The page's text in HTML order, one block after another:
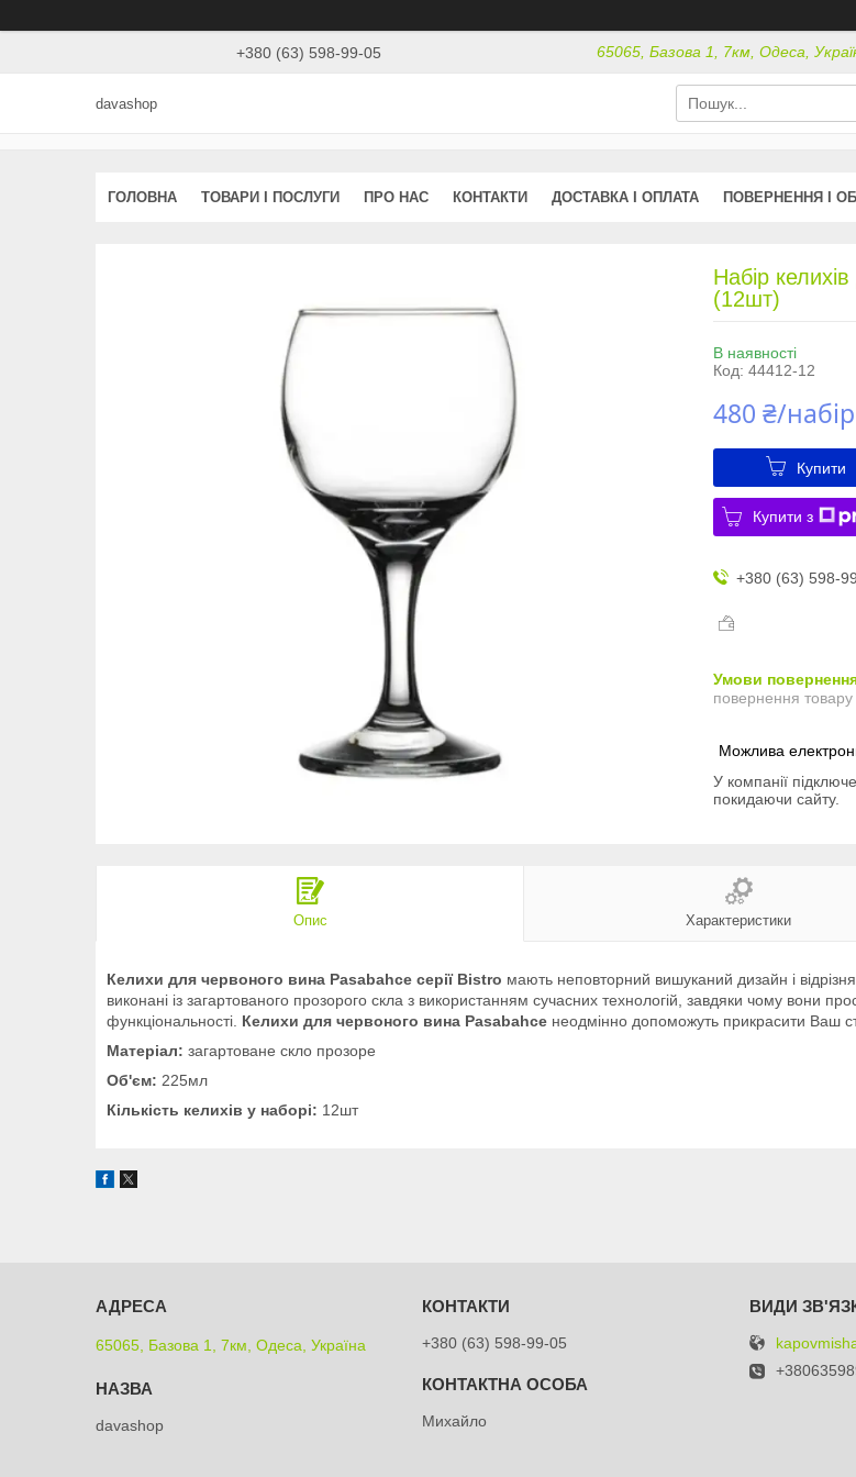
+380 (63) 598-99-05 65065, Базова 1, 7км, Одеса,
davashop
ГОЛОВНА ТОВАРИ І ПОСЛУГИ ПРО НАС КОНТАКТИ ДОСТАВКА І ОПЛАТА ПОВЕРНЕННЯ І
Набір
(12шт)
В наявності
Код: 44412-12
480 ₴/набір
Купити
Купити з
+380 (63) 598-
повернення
У компанії
покидаючи сайту.
Опис Характеристики
Келихи для червоного вина Pasabahce серії Bistro мають неповторний вишуканий дизайн і
виконані із загартованого прозорого скла з використанням сучасних технологій, завдяки чому вони
функціональності. Келихи для червоного вина Pasabahce неодмінно допоможуть прикрасити Ваш
Матеріал: загартоване скло прозоре
Об'єм: 225мл
Кількість келихів у наборі: 12шт
65065, Базова 1, 7км, Одеса, Україна
davashop
+380 (63) 598-99-05
Михайло